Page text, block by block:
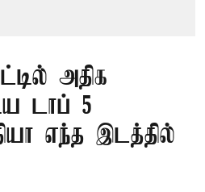
அதிக
டாப் 5
எந்த இடத்தில்